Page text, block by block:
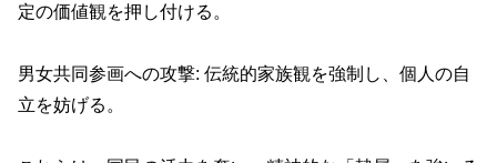
定の価値観を押し付ける。
男女共同参画への攻撃: 伝統的家族観を強制し、個人の自
立を妨げる。